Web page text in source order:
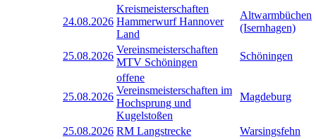
24.08.2026
Kreismeisterschaften
Hammerwurf Hannover
Land
Altwarmbüchen
(Isernhagen)
25.08.2026
Vereinsmeisterschaften
MTV Schöningen
Schöningen
25.08.2026
offene
Vereinsmeisterschaften im
Hochsprung und
Kugelstoßen
Magdeburg
25.08.2026 RM Langstrecke
Warsingsfehn